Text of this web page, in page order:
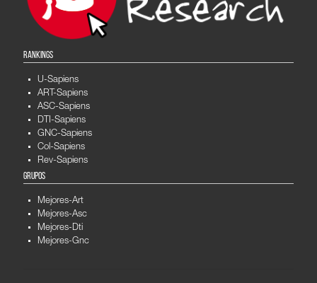
RANKINGS
U-Sapiens
ART-Sapiens
ASC-Sapiens
DTI-Sapiens
GNC-Sapiens
Col-Sapiens
Rev-Sapiens
GRUPOS
Mejores-Art
Mejores-Asc
Mejores-Dti
Mejores-Gnc